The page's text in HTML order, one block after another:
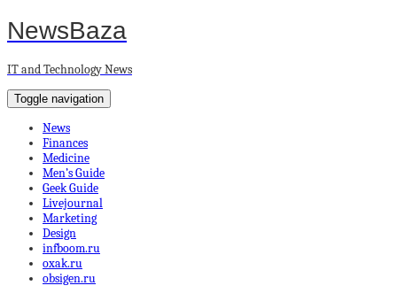
NewsBaza
IT and Technology News
Toggle navigation
News
Finances
Medicine
Men’s Guide
Geek Guide
Livejournal
Marketing
Design
infboom.ru
oxak.ru
obsigen.ru